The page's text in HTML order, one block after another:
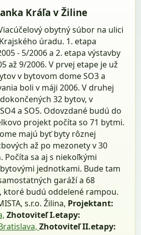
Kráľa v Žiline
obytný súbor na ulici
úradu. 1. etapa
- 5/2006 a 2. etapa výstavby
až 9/2006. V prvej etape je už
v bytovom dome SO3 a
boli v máji 2006. V druhej
32 bytov, v
a SO5. Odovzdané budú do
projekt počíta so 71 bytmi.
majú byť byty rôznej
až po mezonety v 30
Počíta sa aj s niekoľkými
jednotkami. Bude tam
garáží a 68
ktoré budú oddelené rampou.
s.r.o. Žilina, Projektant:
Zhotoviteľ I.etapy:
Zhotoviteľ II.etapy: